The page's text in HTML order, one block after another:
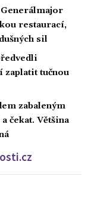
restaurací,
sil
zaplatit tučnou
zabaleným
čekat. Většina